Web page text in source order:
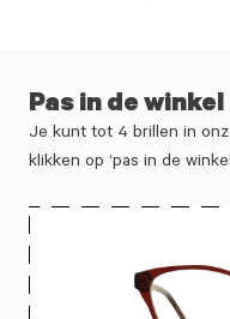
Pas in de winkel
Je kunt tot 4 brillen in
klikken op ‘pas in de